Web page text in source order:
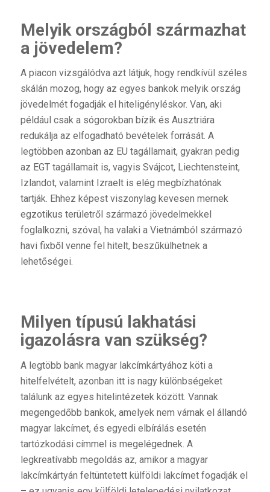
Melyik országból származhat
a jövedelem?
A piacon vizsgálódva azt látjuk, hogy rendkívül széles
skálán mozog, hogy az egyes bankok melyik ország
jövedelmét fogadják el hiteligényléskor. Van, aki
például csak a sógorokban bízik és Ausztriára
redukálja az elfogadható bevételek forrását. A
legtöbben azonban az EU tagállamait, gyakran pedig
az EGT tagállamait is, vagyis Svájcot, Liechtensteint,
Izlandot, valamint Izraelt is elég megbízhatónak
tartják. Ehhez képest viszonylag kevesen mernek
egzotikus területről származó jövedelmekkel
foglalkozni, szóval, ha valaki a Vietnámból származó
havi fixből venne fel hitelt, beszűkülhetnek a
lehetőségei.
Milyen típusú lakhatási
igazolásra van szükség?
A legtöbb bank magyar lakcímkártyához köti a
hitelfelvételt, azonban itt is nagy különbségeket
találunk az egyes hitelintézetek között. Vannak
megengedőbb bankok, amelyek nem várnak el állandó
magyar lakcímet, és egyedi elbírálás esetén
tartózkodási címmel is megelégednek. A
legkreatívabb megoldás az, amikor a magyar
lakcímkártyán feltüntetett külföldi lakcímet fogadják el